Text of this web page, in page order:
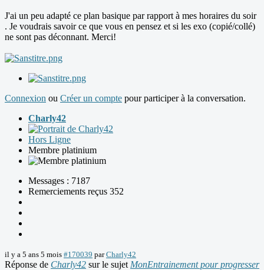
J'ai un peu adapté ce plan basique par rapport à mes horaires du soir
. Je voudrais savoir ce que vous en pensez et si les exo (copié/collé)
ne sont pas déconnant. Merci!
Connexion ou Créer un compte pour participer à la conversation.
Charly42
Hors Ligne
Membre platinium
Messages : 7187
Remerciements reçus 352
il y a 5 ans 5 mois #170039 parCharly42
Réponse de Charly42 sur le sujet MonEntrainement pour progresser